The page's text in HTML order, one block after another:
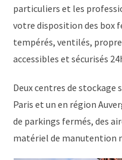
particuliers et les
votre disposition des box
tempérés, ventilés,
accessibles et sécurisés
Deux centres de stockage
Paris et un en région
de parkings fermés, des
matériel de manutention